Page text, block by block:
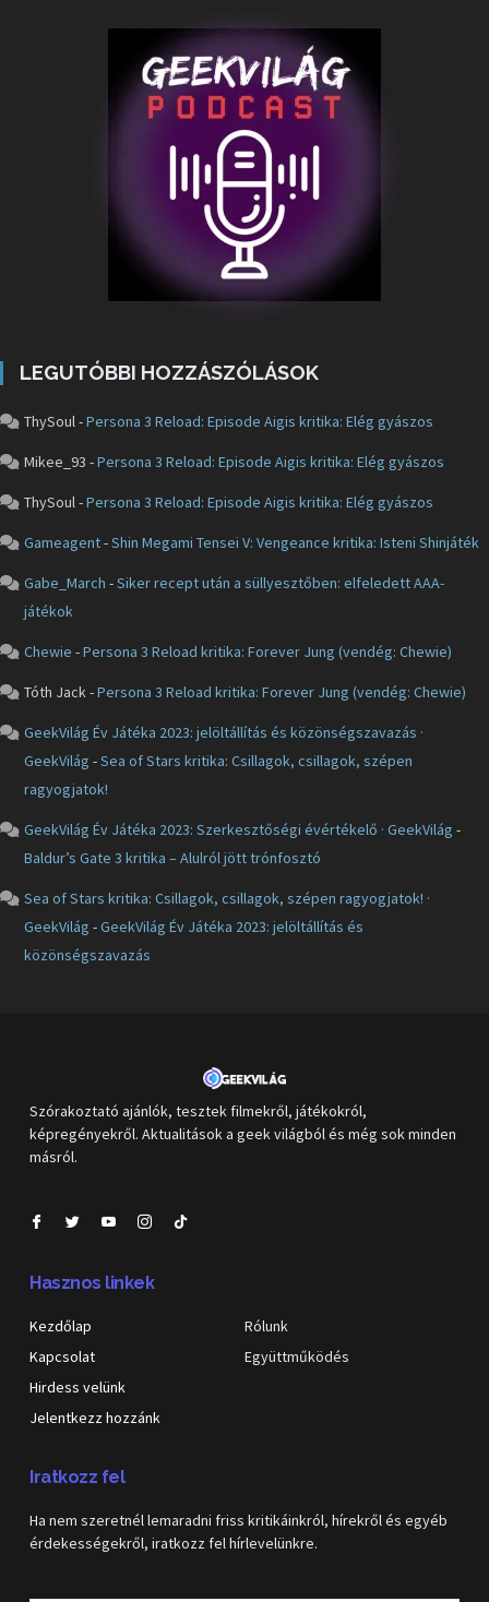
LEGUTÓBBI HOZZÁSZÓLÁSOK
ThySoul-Persona 3 Reload: Episode Aigis kritika: Elég gyászos
Mikee_93 -Persona 3 Reload: Episode Aigis kritika: Elég gyászos
ThySoul-Persona 3 Reload: Episode Aigis kritika: Elég gyászos
Gameagent-Shin Megami Tensei V: Vengeance kritika: Isteni Shinjáték
Gabe_March -Siker recept után a süllyesztőben: elfeledett AAA-
játékok
Chewie -Persona 3 Reload kritika: Forever Jung (vendég: Chewie)
Tóth Jack-Persona 3 Reload kritika: Forever Jung (vendég: Chewie)
GeekVilág Év Játéka 2023: jelöltállítás és közönségszavazás ·
GeekVilág -Sea of Stars kritika: Csillagok, csillagok, szépen
ragyogjatok!
GeekVilág Év Játéka 2023: Szerkesztőségi évértékelő · GeekVilág -
Baldur’s Gate 3 kritika – Alulról jött trónfosztó
Sea of Stars kritika: Csillagok, csillagok, szépen ragyogjatok! ·
GeekVilág -GeekVilág Év Játéka 2023: jelöltállítás és
közönségszavazás
Szórakoztató ajánlók, tesztek filmekről, játékokról,
képregényekről. Aktualitások a geek világból és még sok minden
másról.
Hasznos linkek
Kezdőlap
Kapcsolat
Hirdess velünk
Jelentkezz hozzánk
Rólunk
Együttműködés
Iratkozz fel
Ha nem szeretnél lemaradni friss kritikáinkról, hírekről és egyéb
érdekességekről, iratkozz fel hírlevelünkre.